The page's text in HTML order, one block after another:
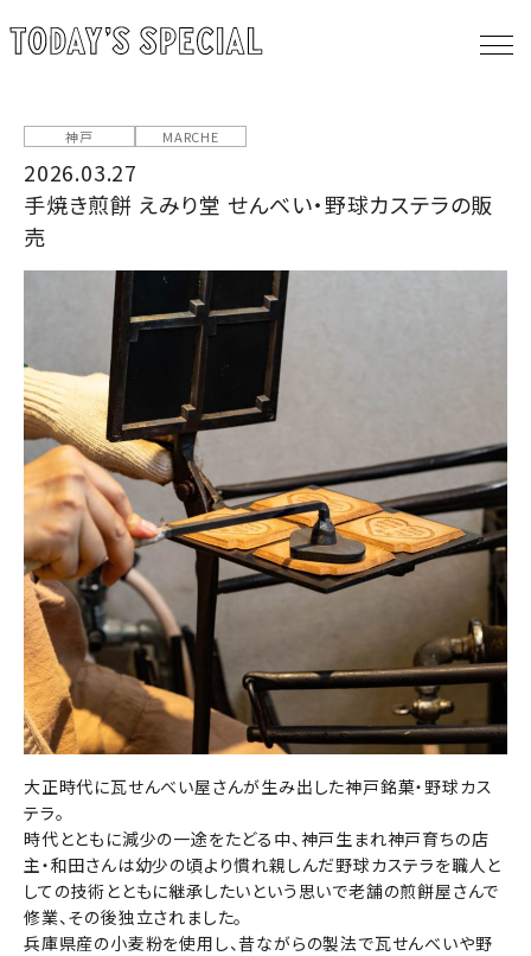
神戸 MARCHE
2026.03.27
手焼き煎餅 えみり堂 せんべい・野球カステラの販
売
大正時代に瓦せんべい屋さんが生み出した神戸銘菓・野球カス
テラ。
時代とともに減少の一途をたどる中、神戸生まれ神戸育ちの店
主・和田さんは幼少の頃より慣れ親しんだ野球カステラを職人と
しての技術とともに継承したいという思いで老舗の煎餅屋さんで
修業、その後独立されました。
兵庫県産の小麦粉を使用し、昔ながらの製法で瓦せんべいや野